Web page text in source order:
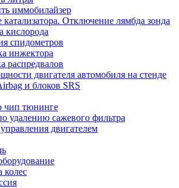
иммобилайзер
катализатора. Отключение лямбда зонда
кислорода
спидометров
инжектора
распредвалов
двигателя автомобиля на стенде
и блоков SRS
чип тюнинге
удалению сажевого фильтра
двигателем
колес